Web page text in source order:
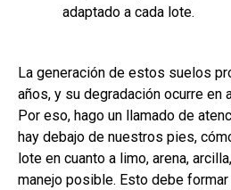
adaptado a cada lote.
La generación de estos suelos
años, y su degradación ocurre en
Por eso, hago un llamado de
hay debajo de nuestros pies,
lote en cuanto a limo, arena,
manejo posible. Esto debe